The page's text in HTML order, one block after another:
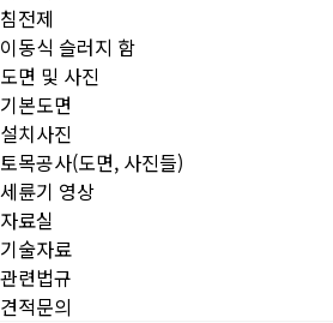
침전제
이동식 슬러지 함
도면 및 사진
기본도면
설치사진
토목공사(도면, 사진들)
세륜기 영상
자료실
기술자료
관련법규
견적문의